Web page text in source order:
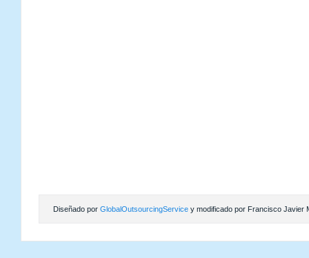
Diseñado por GlobalOutsourcingService y modificado por Francisco Javier